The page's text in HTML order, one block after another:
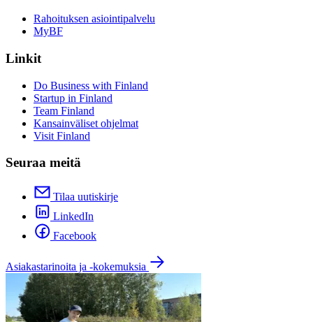
Rahoituksen asiointipalvelu
MyBF
Linkit
Do Business with Finland
Startup in Finland
Team Finland
Kansainväliset ohjelmat
Visit Finland
Seuraa meitä
Tilaa uutiskirje
LinkedIn
Facebook
Asiakastarinoita ja -kokemuksia